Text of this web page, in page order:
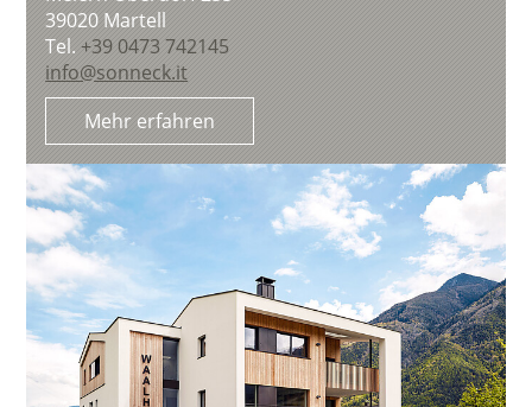
39020 Martell
Tel.+39 0473 742145
info@sonneck.it
Mehr erfahren